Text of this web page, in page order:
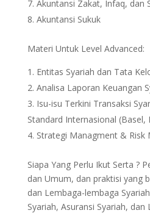
Akuntansi Zakat, Infaq, dan
Akuntansi Sukuk
Materi Untuk Level Advanced:
Entitas Syariah dan Tata
Analisa Laporan Keuangan
Isu-isu Terkini Transaksi
Standard Internasional (Basel,
Strategi Managment & Risk
Siapa Yang Perlu Ikut Serta ?
dan Umum, dan praktisi yang
dan Lembaga-lembaga
Syariah, Asuransi Syariah,